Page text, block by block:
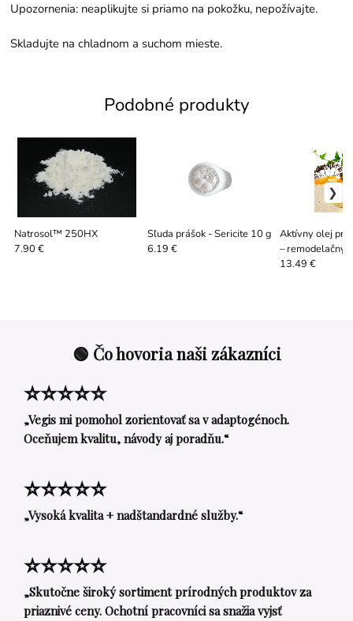
Upozornenia: neaplikujte si priamo na pokožku, nepožívajte.
Skladujte na chladnom a suchom mieste.
Podobné produkty
Natrosol™ 250HX
7.90 €
Sľuda prášok - Sericite 10 g
6.19 €
Aktívny olej
– remodelačný
g
13.49 €
🟢 Čo hovoria naši zákazníci
⭐⭐⭐⭐⭐
„Vegis mi pomohol zorientovať sa v adaptogénoch.
Oceňujem kvalitu, návody aj poradňu.“
⭐⭐⭐⭐⭐
„Vysoká kvalita + nadštandardné služby.“
⭐⭐⭐⭐⭐
„Skutočne široký sortiment prírodných produktov za
priaznivé ceny. Ochotní pracovníci sa snažia vyjsť